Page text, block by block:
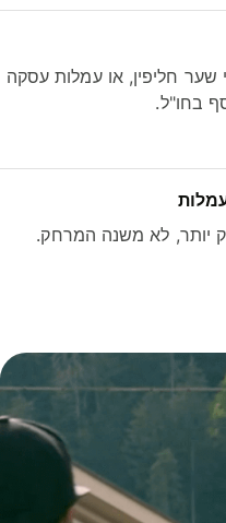
חליפין, או עמלות עסקה
בחו"ל.
יותר, לא משנה המרחק.